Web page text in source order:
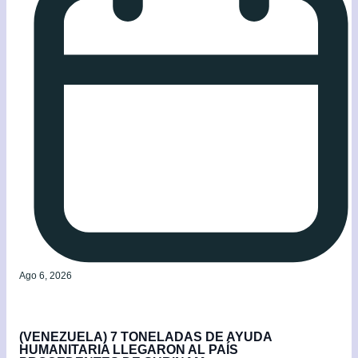
Ago 6, 2026
(VENEZUELA) 7 TONELADAS DE AYUDA
HUMANITARIA LLEGARON AL PAÍS